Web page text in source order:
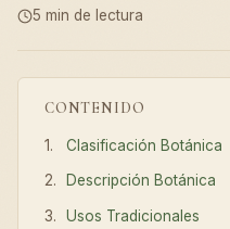
5 min de lectura
CONTENIDO
Clasificación Botánica
Descripción Botánica
Usos Tradicionales